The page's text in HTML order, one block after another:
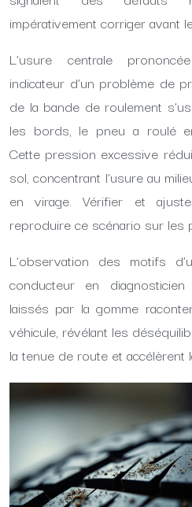
impérativement corriger avant
L’usure centrale
indicateur d’un problème de
de la bande de roulement
les bords, le pneu a roulé
Cette pression excessive
sol, concentrant l’usure au
en virage. Vérifier et
reproduire ce scénario sur les
L’observation des motifs
conducteur en
laissés par la gomme
véhicule, révélant les
la tenue de route et accélèrent